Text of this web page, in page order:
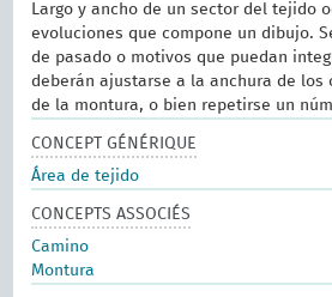
Largo y ancho de un sector del tejido
evoluciones que compone un dibujo.
de pasado o motivos que puedan
deberán ajustarse a la anchura de los
de la montura, o bien repetirse un
CONCEPT GÉNÉRIQUE
Área de tejido
CONCEPTS ASSOCIÉS
Camino
Montura